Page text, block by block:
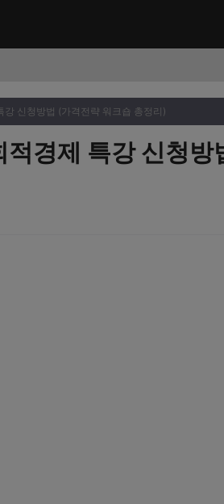
신청방법 (가격전략 워크숍 총정리)
경제 특강 신청방